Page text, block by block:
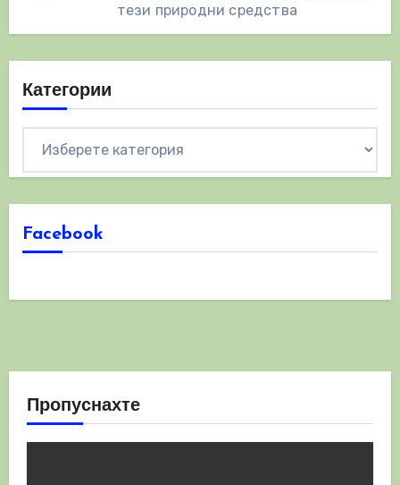
тези природни средства
Категории
Facebook
Пропуснахте